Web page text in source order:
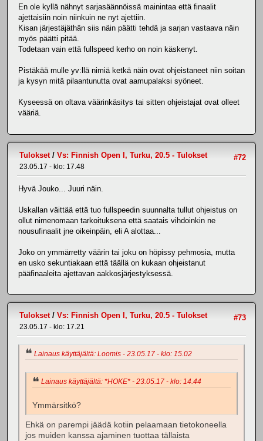
En ole kyllä nähnyt sarjasäännöissä mainintaa että finaalit
ajettaisiin noin niinkuin ne nyt ajettiin.
Kisan järjestäjäthän siis näin päätti tehdä ja sarjan vastaava näin
myös päätti pitää.
Todetaan vain että fullspeed kerho on noin käskenyt.
Pistäkää mulle yv:llä nimiä ketkä näin ovat ohjeistaneet niin soitan
ja kysyn mitä pilaantunutta ovat aamupalaksi syöneet.
Kyseessä on oltava väärinkäsitys tai sitten ohjeistajat ovat olleet
vääriä.
#72
Tulokset/ Vs: Finnish Open I, Turku, 20.5 - Tulokset
23.05.17 - klo: 17.48
Hyvä Jouko... Juuri näin.
Uskallan väittää että tuo fullspeedin suunnalta tullut ohjeistus on
ollut nimenomaan tarkoituksena että saatais vihdoinkin ne
nousufinaalit jne oikeinpäin, eli A alottaa...
Joko on ymmärretty väärin tai joku on höpissy pehmosia, mutta
en usko sekuntiakaan että täällä on kukaan ohjeistanut
pääfinaaleita ajettavan aakkosjärjestyksessä.
#73
Tulokset/ Vs: Finnish Open I, Turku, 20.5 - Tulokset
23.05.17 - klo: 17.21
Lainaus käyttäjältä: Loomis - 23.05.17 - klo: 15.02
Lainaus käyttäjältä: *HOKE* - 23.05.17 - klo: 14.44
Ymmärsitkö?
Ehkä on parempi jäädä kotiin pelaamaan tietokoneella
jos muiden kanssa ajaminen tuottaa tällaista